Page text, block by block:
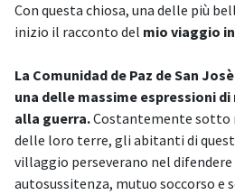
Con questa chiosa, una delle più
inizio il racconto del mio viaggio
La Comunidad de Paz de San
una delle massime espressioni
alla guerra.Costantemente sotto
delle loro terre, gli abitanti di
villaggio perseverano nel
autosussitenza, mutuo soccorso